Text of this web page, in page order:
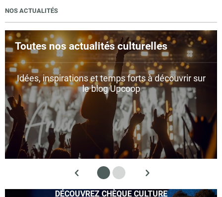
NOS ACTUALITÉS
Toutes nos actualités culturelles
Idées, inspirations et temps forts à découvrir sur
le blog Upcoop
DÉCOUVREZ CHÈQUE CULTURE